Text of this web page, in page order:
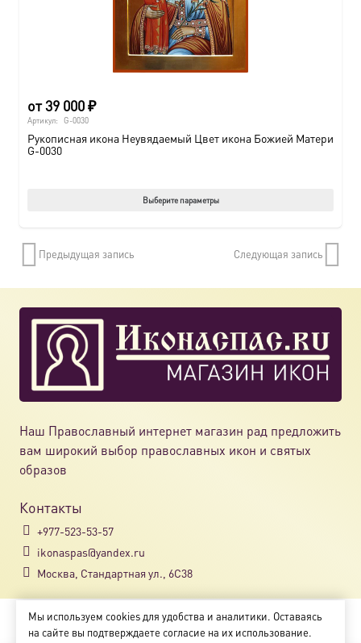
от39 000₽
Артикул: G-0030
Рукописная икона Неувядаемый Цвет икона Божией Матери
G-0030
Выберите параметры
можно
Предыдущая запись Следующая запись
Наш Православный интернет магазин рад предложить
вам широкий выбор православных икон и святых
образов
Контакты
+977-523-53-57
ikonaspas@yandex.ru
Москва, Стандартная ул., 6С38
Copyright © 2018-2025
Мы используем cookies для удобства и аналитики. Оставаясь
на сайте вы подтверждаете согласие на их использование.